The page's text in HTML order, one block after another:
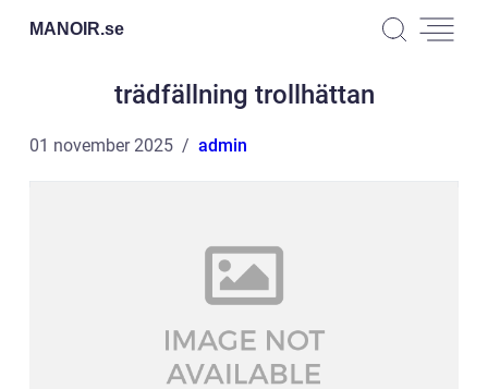
MANOIR.se
trädfällning trollhättan
01 november 2025 admin